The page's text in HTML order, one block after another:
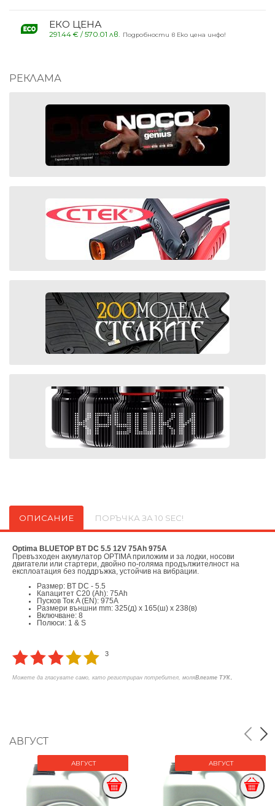
ЕКО ЦЕНА
291.44 € / 570.01 лв. Подробности в Еко цена инфо!
РЕКЛАМА
ОПИСАНИЕ ПОРЪЧКА ЗА 10 SEC!
Optima BLUETOP BT DC 5.5 12V 75Ah 975A
Превъзходен акумулатор OPTIMA приложим и за лодки, носови
двигатели или стартери, двойно по-голяма продължителност на
експлоатация без поддръжка, устойчив на вибрации.
Размер: BT DC - 5.5
Капацитет C20 (Ah): 75Ah
Пусков Ток A (EN): 975A
Размери външни mm: 325(д) х 165(ш) х 238(в)
Включване: 8
Полюси: 1 & S
3
Можете да гласувате само, като регистриран потребител, моляВлезте ТУК
АВГУСТ
АВГУСТ АВГУСТ